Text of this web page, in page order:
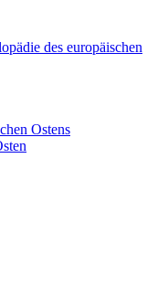
des europäischen
Ostens